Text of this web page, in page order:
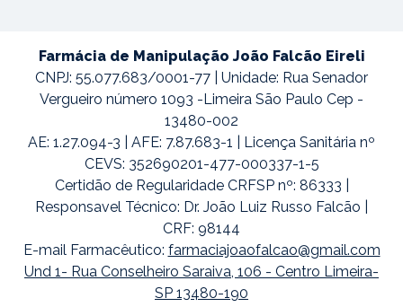
Farmácia de Manipulação João Falcão Eireli
CNPJ: 55.077.683/0001-77 | Unidade: Rua Senador
Vergueiro número 1093 -Limeira São Paulo Cep -
13480-002
AE: 1.27.094-3 | AFE: 7.87.683-1 | Licença Sanitária nº
CEVS: 352690201-477-000337-1-5
Certidão de Regularidade CRFSP nº: 86333 |
Responsavel Técnico: Dr. João Luiz Russo Falcão |
CRF: 98144
E-mail Farmacêutico: farmaciajoaofalcao@gmail.com
Und 1- Rua Conselheiro Saraiva, 106 - Centro Limeira-
SP 13480-190